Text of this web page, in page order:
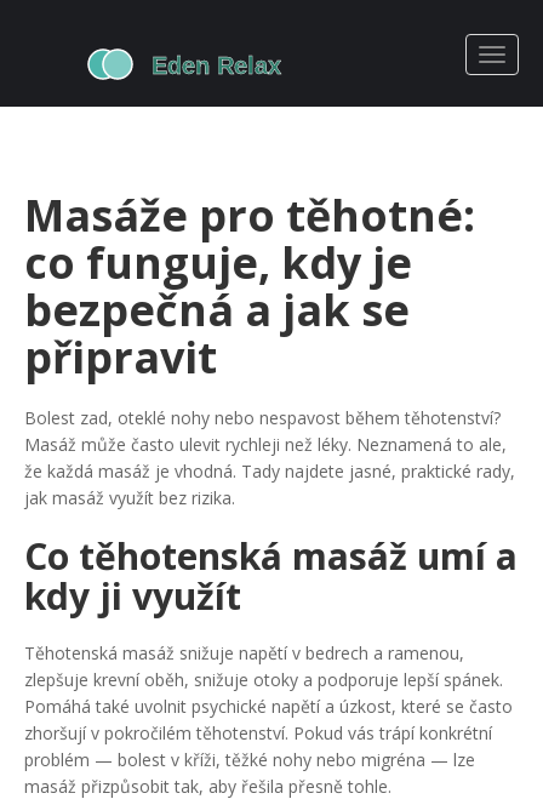
Masáže pro těhotné:
co funguje, kdy je
bezpečná a jak se
připravit
Bolest zad, oteklé nohy nebo nespavost během těhotenství?
Masáž může často ulevit rychleji než léky. Neznamená to ale,
že každá masáž je vhodná. Tady najdete jasné, praktické rady,
jak masáž využít bez rizika.
Co těhotenská masáž umí a
kdy ji využít
Těhotenská masáž snižuje napětí v bedrech a ramenou,
zlepšuje krevní oběh, snižuje otoky a podporuje lepší spánek.
Pomáhá také uvolnit psychické napětí a úzkost, které se často
zhoršují v pokročilém těhotenství. Pokud vás trápí konkrétní
problém — bolest v kříži, těžké nohy nebo migréna — lze
masáž přizpůsobit tak, aby řešila přesně tohle.